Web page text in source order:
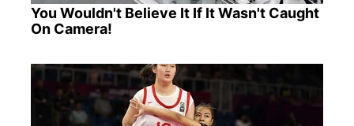
You Wouldn't Believe It If It Wasn't Caught
On Camera!